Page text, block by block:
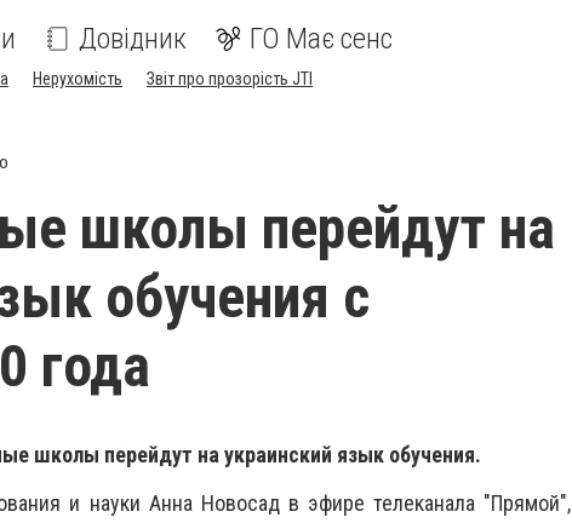
Довідник ГО Має сенс
Нерухомість Звіт про прозорість JTI
школы перейдут на
обучения с
года
школы перейдут на украинский язык обучения.
и науки Анна Новосад в эфире телеканала "Прямой",